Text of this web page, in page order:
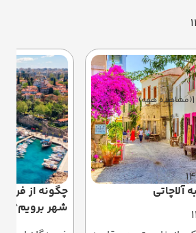
(مشاهده همه)
آلاچاتی
چگونه از
شهر برویم؟